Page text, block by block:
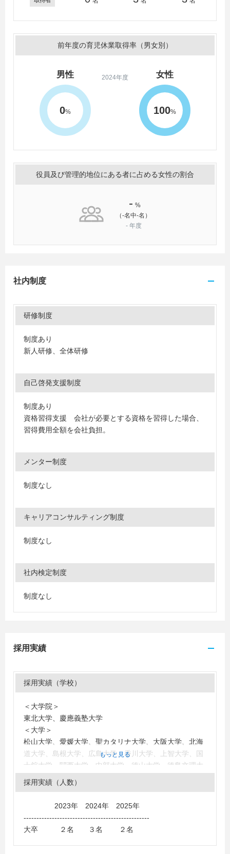
前年度の育児休業取得率（男女別）
2024年度
男性
0%
女性
100%
役員及び管理的地位にある者に占める女性の割合
- %
（-名中-名）
- 年度
社内制度
研修制度
制度あり
新人研修、全体研修
自己啓発支援制度
制度あり
資格習得支援 会社が必要とする資格を習得した場合、
習得費用全額を会社負担。
メンター制度
制度なし
キャリアコンサルティング制度
制度なし
社内検定制度
制度なし
採用実績
採用実績（学校）
＜大学院＞
東北大学、慶應義塾大学
＜大学＞
松山大学、愛媛大学、聖カタリナ大学、大阪大学、北海
道大学、島根大学、広島大学、香川大学、上智大学、国
士舘大学、関西大学、中部大学、徳山大学、徳島文理大
学、崇城大学、九州国際大学、東京国際大学、高知工科
大学、広島工業大学、広島経済大学
もっと見る
採用実績（人数）
2023年 2024年 2025年
-------------------------------------------------
大卒 ２名 ３名 ２名